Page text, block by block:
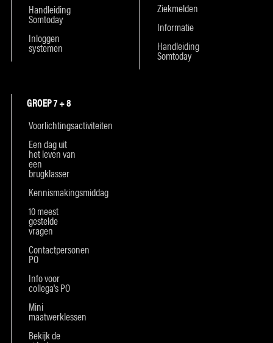
Handleiding
Somtoday
Inloggen
systemen
Ziekmelden
Informatie
Handleiding
Somtoday
GROEP 7 + 8
Voorlichtingsactiviteiten
Een dag uit
het leven van
een
brugklasser
Kennismakingsmiddag
10 meest
gestelde
vragen
Contactpersonen
PO
Info voor
collega's PO
Mini
maatwerklessen
Bekijk de